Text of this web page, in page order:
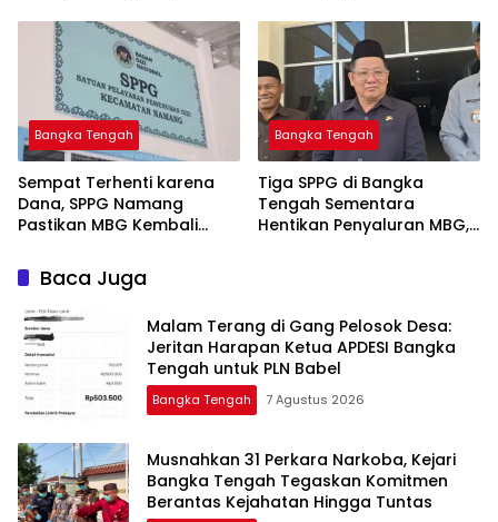
Layanan Polri 110
Dana Banper Belum Cair
Bangka Tengah
‎Sempat Terhenti karena
Dana, SPPG Namang
Pastikan MBG Kembali
Bangka Tengah
‎Tiga SPPG di Bangka
Tengah Sementara
Hentikan Penyaluran MBG,
Baca Juga
Malam Terang di Gang Pelosok Desa:
Jeritan Harapan Ketua APDESI Bangka
Tengah untuk PLN Babel
Bangka Tengah 7 Agustus 2026
Musnahkan 31 Perkara Narkoba, Kejari
Bangka Tengah Tegaskan Komitmen
Berantas Kejahatan Hingga Tuntas